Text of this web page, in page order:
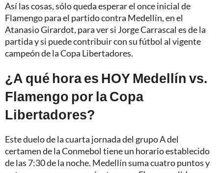
Así las cosas, sólo queda esperar el once inicial de
Flamengo para el partido contra Medellín, en el
Atanasio Girardot, para ver si Jorge Carrascal es de la
partida y si puede contribuir con su fútbol al vigente
campeón de la Copa Libertadores.
¿A qué hora es HOY Medellín vs.
Flamengo por la Copa
Libertadores?
Este duelo de la cuarta jornada del grupo A del
certamen de la Conmebol tiene un horario establecido
de las 7:30 de la noche. Medellín suma cuatro puntos y